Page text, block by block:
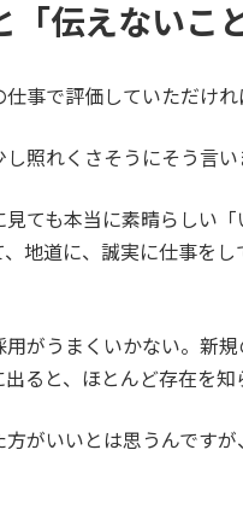
新
日
:
「伝えないこ
仕事で評価していただけ
照れくさそうにそう言い
ても本当に素晴らしい
、地道に、誠実に仕事を
用がうまくいかない。新
ると、ほとんど存在を知
方がいいとは思うんです